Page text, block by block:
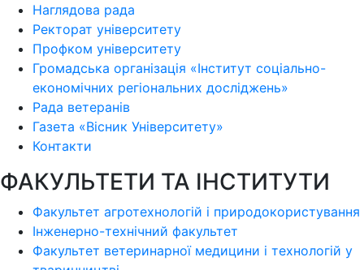
Наглядова рада
Ректорат університету
Профком університету
Громадська організація «Інститут соціально-
економічних регіональних досліджень»
Рада ветеранів
Газета «Вісник Університету»
Контакти
ФАКУЛЬТЕТИ ТА ІНСТИТУТИ
Факультет агротехнологій і природокористування
Інженерно-технічний факультет
Факультет ветеринарної медицини і технологій у